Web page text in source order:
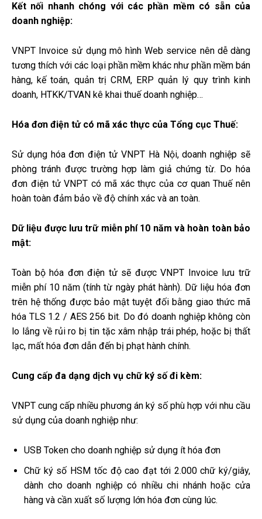
Kết nối nhanh chóng với các phần mềm có sẵn của
doanh nghiệp:
VNPT Invoice sử dụng mô hình Web service nên dễ dàng
tương thích với các loại phần mềm khác như phần mềm bán
hàng, kế toán, quản trị CRM, ERP quản lý quy trình kinh
doanh, HTKK/TVAN kê khai thuế doanh nghiệp…
Hóa đơn điện tử có mã xác thực của Tổng cục Thuế:
Sử dụng hóa đơn điện tử VNPT Hà Nội, doanh nghiệp sẽ
phòng tránh được trường hợp làm giả chứng từ. Do hóa
đơn điện tử VNPT có mã xác thực của cơ quan Thuế nên
hoàn toàn đảm bảo về độ chính xác và an toàn.
Dữ liệu được lưu trữ miễn phí 10 năm và hoàn toàn bảo
mật:
Toàn bộ hóa đơn điện tử sẽ được VNPT Invoice lưu trữ
miễn phí 10 năm (tính từ ngày phát hành). Dữ liệu hóa đơn
trên hệ thống được bảo mật tuyệt đối bằng giao thức mã
hóa TLS 1.2 / AES 256 bit. Do đó doanh nghiệp không còn
lo lắng về rủi ro bị tin tặc xâm nhập trái phép, hoặc bị thất
lạc, mất hóa đơn dẫn đến bị phạt hành chính.
Cung cấp đa dạng dịch vụ chữ ký số đi kèm:
VNPT cung cấp nhiều phương án ký số phù hợp với nhu cầu
sử dụng của doanh nghiệp như:
USB Token cho doanh nghiệp sử dụng ít hóa đơn
Chữ ký số HSM tốc độ cao đạt tới 2.000 chữ ký/giây,
dành cho doanh nghiệp có nhiều chi nhánh hoặc cửa
hàng và cần xuất số lượng lớn hóa đơn cùng lúc.